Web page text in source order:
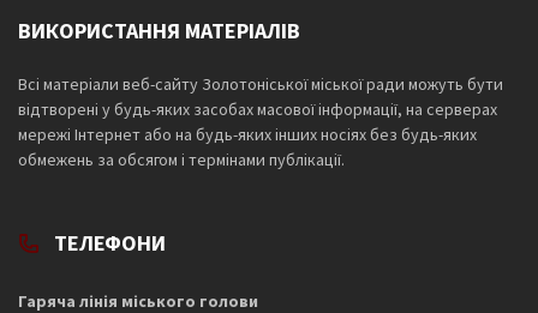
ВИКОРИСТАННЯ МАТЕРІАЛІВ
Всі матеріали веб-сайту Золотоніської міської ради можуть бути
відтворені у будь-яких засобах масової інформації, на серверах
мережі Інтернет або на будь-яких інших носіях без будь-яких
обмежень за обсягом і термінами публікації.
ТЕЛЕФОНИ
Гаряча лінія міського голови